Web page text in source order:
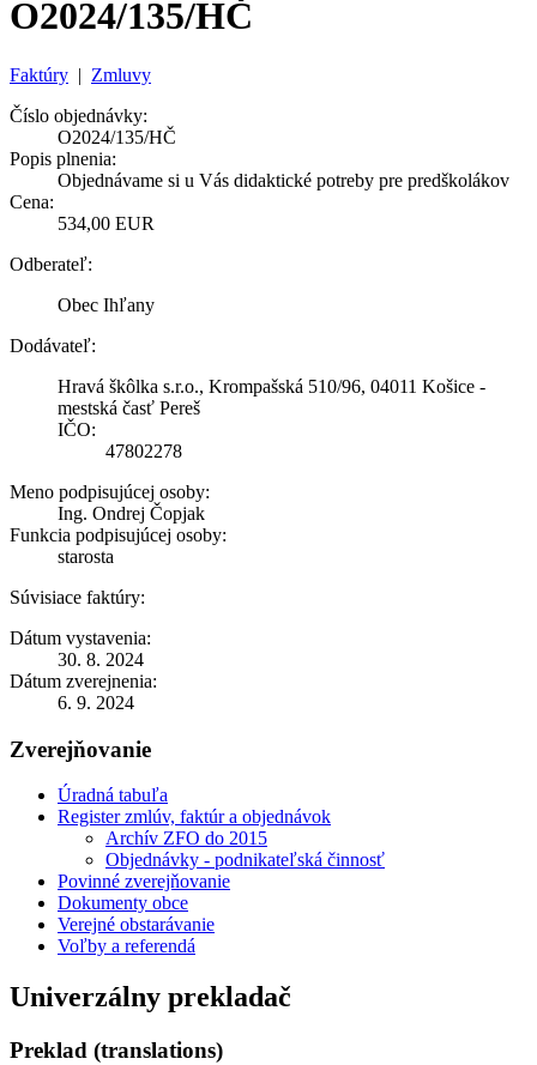
O2024/135/HČ
Faktúry | Zmluvy
Číslo objednávky:
O2024/135/HČ
Popis plnenia:
Objednávame si u Vás didaktické potreby pre predškolákov
Cena:
534,00 EUR
Odberateľ:
Obec Ihľany
Dodávateľ:
Hravá škôlka s.r.o., Krompašská 510/96, 04011 Košice -
mestská časť Pereš
IČO:
47802278
Meno podpisujúcej osoby:
Ing. Ondrej Čopjak
Funkcia podpisujúcej osoby:
starosta
Súvisiace faktúry:
Dátum vystavenia:
30. 8. 2024
Dátum zverejnenia:
6. 9. 2024
Zverejňovanie
Úradná tabuľa
Register zmlúv, faktúr a objednávok
Archív ZFO do 2015
Objednávky - podnikateľská činnosť
Povinné zverejňovanie
Dokumenty obce
Verejné obstarávanie
Voľby a referendá
Univerzálny prekladač
Preklad (translations)